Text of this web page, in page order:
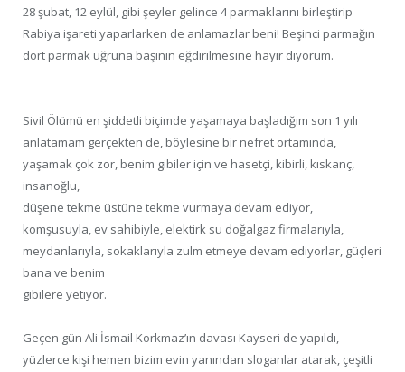
28 şubat, 12 eylül, gibi şeyler gelince 4 parmaklarını birleştirip
Rabiya işareti yaparlarken de anlamazlar beni! Beşinci parmağın
dört parmak uğruna başının eğdirilmesine hayır diyorum.
——
Sivil Ölümü en şiddetli biçimde yaşamaya başladığım son 1 yılı
anlatamam gerçekten de, böylesine bir nefret ortamında,
yaşamak çok zor, benim gibiler için ve hasetçi, kibirli, kıskanç,
insanoğlu,
düşene tekme üstüne tekme vurmaya devam ediyor,
komşusuyla, ev sahibiyle, elektirk su doğalgaz firmalarıyla,
meydanlarıyla, sokaklarıyla zulm etmeye devam ediyorlar, güçleri
bana ve benim
gibilere yetiyor.
Geçen gün Ali İsmail Korkmaz’ın davası Kayseri de yapıldı,
yüzlerce kişi hemen bizim evin yanından sloganlar atarak, çeşitli